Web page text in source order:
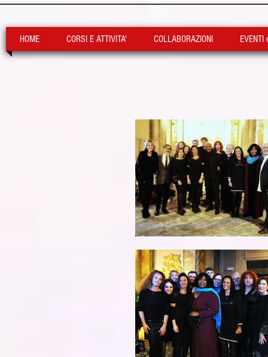
HOME CORSI E ATTIVITA' COLLABORAZIONI EVENTI